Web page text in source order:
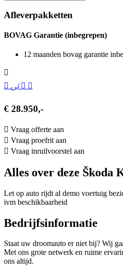
Afleverpakketten
BOVAG Garantie (inbegrepen)
12 maanden bovag garantie
€ 28.950,-
Vraag offerte aan
Vraag proefrit aan
Vraag inruilvoorstel aan
Alles over deze Škoda
Let op auto rijdt al demo voertuig
ivm beschikbaarheid
Bedrijfsinformatie
Staat uw droomauto er niet bij? Wij
Met ons grote netwerk en ruime
ons altijd.